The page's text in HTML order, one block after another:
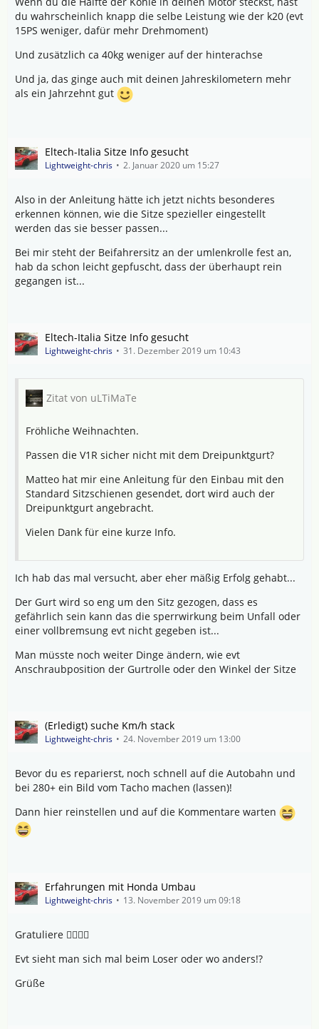
du wahrscheinlich knapp die selbe Leistung wie der k20 (evt
15PS weniger, dafür mehr Drehmoment)
Und zusätzlich ca 40kg weniger auf der hinterachse
Und ja, das ginge auch mit deinen Jahreskilometern mehr
als ein Jahrzehnt gut
Eltech-Italia Sitze Info gesucht
Lightweight-chris 2. Januar 2020 um 15:27
Also in der Anleitung hätte ich jetzt nichts besonderes
erkennen können, wie die Sitze spezieller eingestellt
werden das sie besser passen...
Bei mir steht der Beifahrersitz an der umlenkrolle fest an,
hab da schon leicht gepfuscht, dass der überhaupt rein
gegangen ist...
Eltech-Italia Sitze Info gesucht
Lightweight-chris 31. Dezember 2019 um 10:43
Zitat von uLTiMaTe
Fröhliche Weihnachten.
Passen die V1R sicher nicht mit dem Dreipunktgurt?
Matteo hat mir eine Anleitung für den Einbau mit den
Standard Sitzschienen gesendet, dort wird auch der
Dreipunktgurt angebracht.
Vielen Dank für eine kurze Info.
Ich hab das mal versucht, aber eher mäßig Erfolg gehabt...
Der Gurt wird so eng um den Sitz gezogen, dass es
gefährlich sein kann das die sperrwirkung beim Unfall oder
einer vollbremsung evt nicht gegeben ist...
Man müsste noch weiter Dinge ändern, wie evt
Anschraubposition der Gurtrolle oder den Winkel der Sitze
(Erledigt) suche Km/h stack
Lightweight-chris 24. November 2019 um 13:00
Bevor du es reparierst, noch schnell auf die Autobahn und
bei 280+ ein Bild vom Tacho machen (lassen)!
Dann hier reinstellen und auf die Kommentare warten
Erfahrungen mit Honda Umbau
Lightweight-chris 13. November 2019 um 09:18
Gratuliere 👍🏼👍🏼
Evt sieht man sich mal beim Loser oder wo anders!?
Grüße